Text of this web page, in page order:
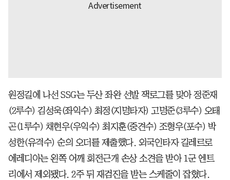
원정길에 나선 SSG는 두산 좌완 선발 잭로그를 맞아 정준재
(2루수) 김성욱(좌익수) 최정(지명타자) 고명준(3루수) 오태
곤(1루수) 채현우(우익수) 최지훈(중견수) 조형우(포수) 박
성한(유격수) 순의 오더를 제출했다. 외국인타자 길레르로
에레디아는 왼쪽 어깨 회전근개 손상 소견을 받아 1군 엔트
리에서 제외됐다. 2주 뒤 재검진을 받는 스케줄이 잡혔다.